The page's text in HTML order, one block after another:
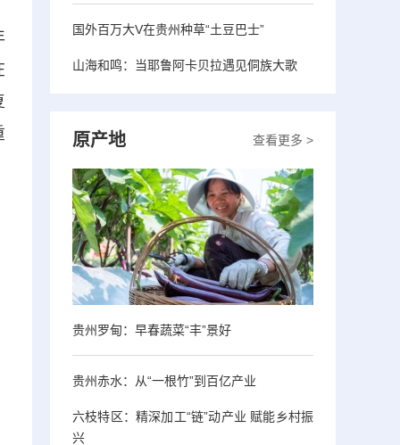
国外百万大V在贵州种草“土豆巴士”
山海和鸣：当耶鲁阿卡贝拉遇见侗族大歌
查看更多 >
原产地
贵州罗甸：早春蔬菜“丰”景好
贵州赤水：从“一根竹”到百亿产业
六枝特区：精深加工“链”动产业 赋能乡村振
兴